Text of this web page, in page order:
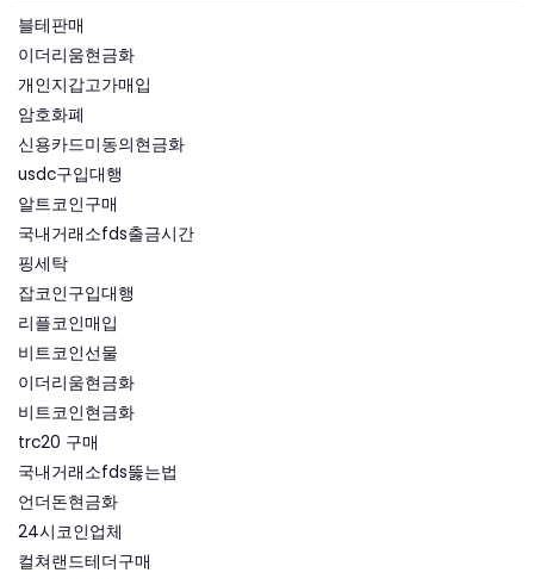
블테판매
이더리움현금화
개인지갑고가매입
암호화폐
신용카드미동의현금화
usdc구입대행
알트코인구매
국내거래소fds출금시간
핑세탁
잡코인구입대행
리플코인매입
비트코인선물
이더리움현금화
비트코인현금화
trc20 구매
국내거래소fds뚫는법
언더돈현금화
24시코인업체
컬쳐랜드테더구매